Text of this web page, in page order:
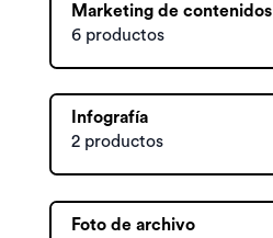
Marketing de contenidos
6 productos
Infografía
2 productos
Foto de archivo